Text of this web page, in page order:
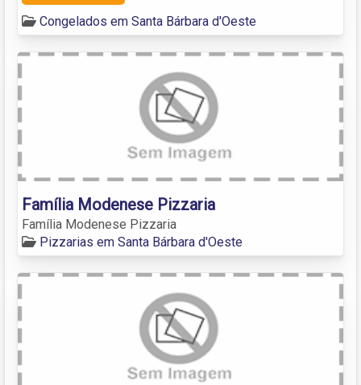
Congelados em Santa Bárbara d'Oeste
Família Modenese Pizzaria
Família Modenese Pizzaria
Pizzarias em Santa Bárbara d'Oeste